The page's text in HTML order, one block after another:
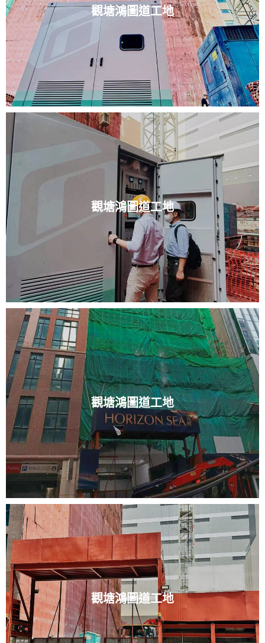
觀塘鴻圖道工地
觀塘鴻圖道工地
觀塘鴻圖道工地
觀塘鴻圖道工地